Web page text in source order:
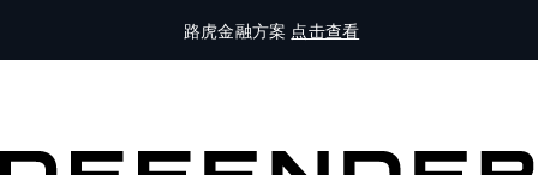
路虎金融方案 点击查看